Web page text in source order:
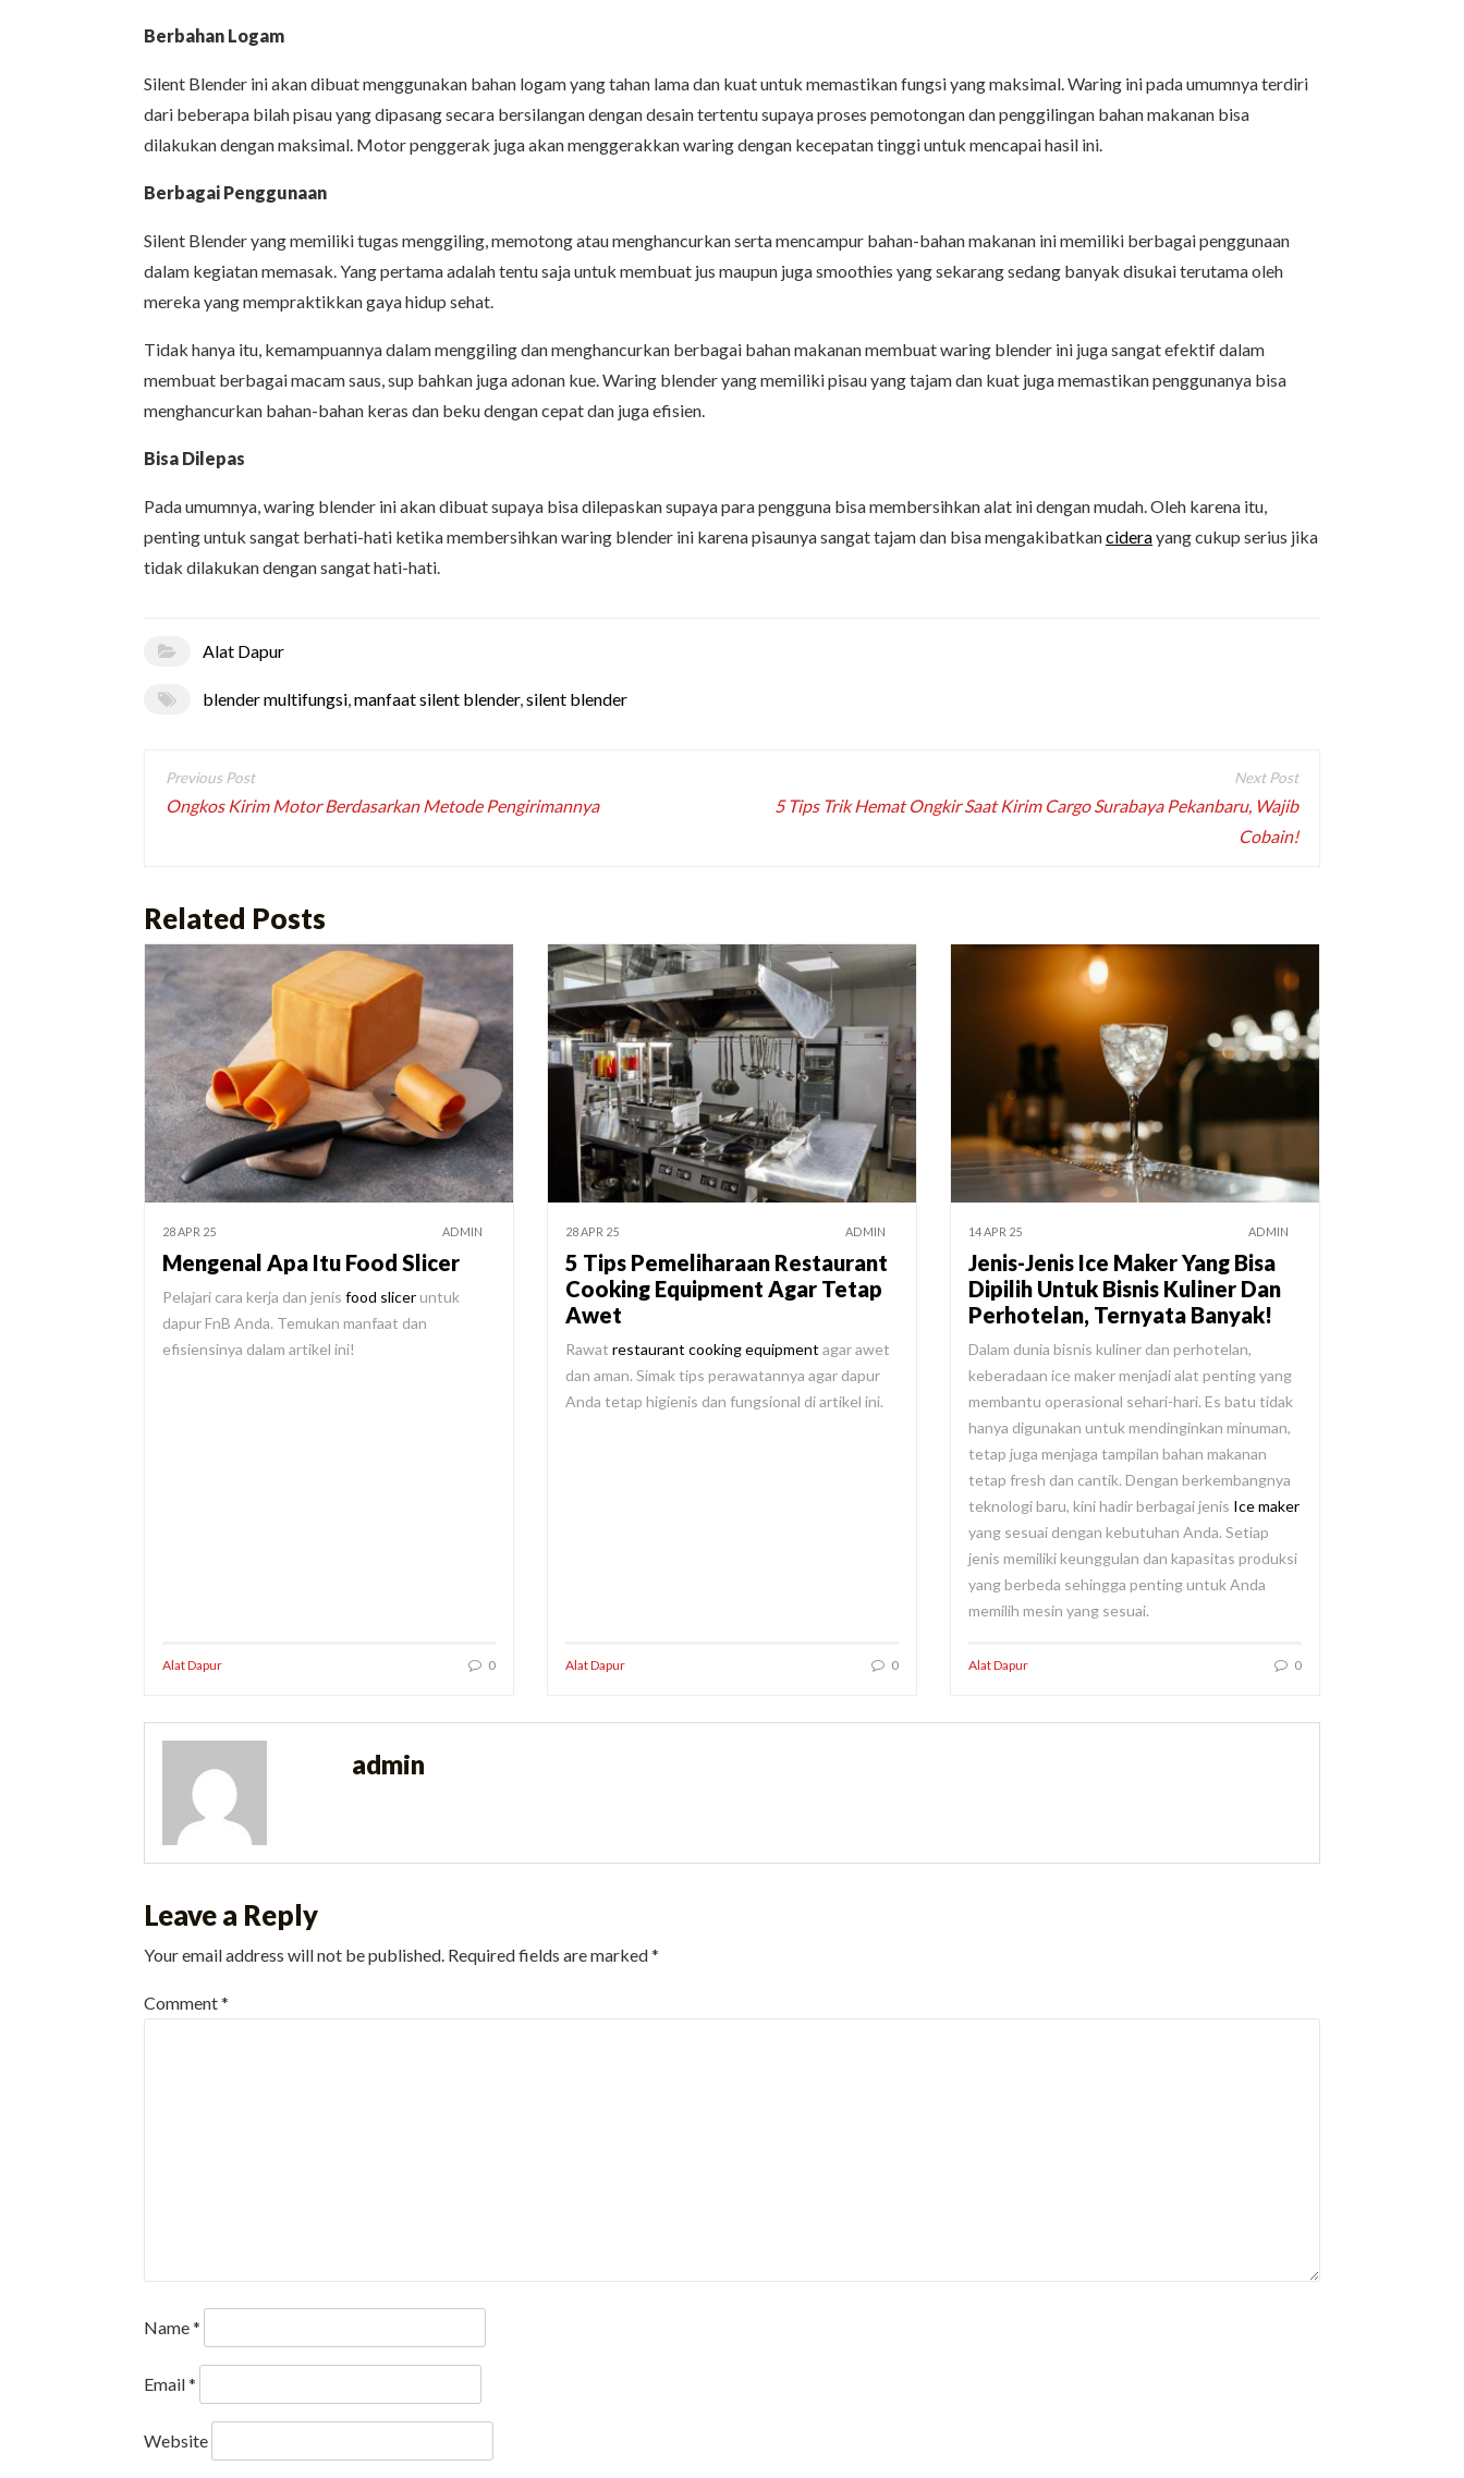
Berbahan Logam
Silent Blender ini akan dibuat menggunakan bahan logam yang tahan lama dan kuat untuk memastikan fungsi yang maksimal. Waring ini pada umumnya terdiri
dari beberapa bilah pisau yang dipasang secara bersilangan dengan desain tertentu supaya proses pemotongan dan penggilingan bahan makanan bisa
dilakukan dengan maksimal. Motor penggerak juga akan menggerakkan waring dengan kecepatan tinggi untuk mencapai hasil ini.
Berbagai Penggunaan
Silent Blender yang memiliki tugas menggiling, memotong atau menghancurkan serta mencampur bahan-bahan makanan ini memiliki berbagai penggunaan
dalam kegiatan memasak. Yang pertama adalah tentu saja untuk membuat jus maupun juga smoothies yang sekarang sedang banyak disukai terutama oleh
mereka yang mempraktikkan gaya hidup sehat.
Tidak hanya itu, kemampuannya dalam menggiling dan menghancurkan berbagai bahan makanan membuat waring blender ini juga sangat efektif dalam
membuat berbagai macam saus, sup bahkan juga adonan kue. Waring blender yang memiliki pisau yang tajam dan kuat juga memastikan penggunanya bisa
menghancurkan bahan-bahan keras dan beku dengan cepat dan juga efisien.
Bisa Dilepas
Pada umumnya, waring blender ini akan dibuat supaya bisa dilepaskan supaya para pengguna bisa membersihkan alat ini dengan mudah. Oleh karena itu,
penting untuk sangat berhati-hati ketika membersihkan waring blender ini karena pisaunya sangat tajam dan bisa mengakibatkanciderayang cukup serius jika
tidak dilakukan dengan sangat hati-hati.
Alat Dapur
blender multifungsi,manfaat silent blender,silent blender
Post
navigation
Ongkos Kirim Motor Berdasarkan Metode Pengirimannya
5 Tips Trik Hemat Ongkir Saat Kirim Cargo Surabaya Pekanbaru, Wajib
Cobain!
Related Posts
28 APR 25 ADMIN
Mengenal Apa Itu Food Slicer
Pelajari cara kerja dan jenis food sliceruntuk
dapur FnB Anda. Temukan manfaat dan
efisiensinya dalam artikel ini!
Alat Dapur 0
28 APR 25 ADMIN
5 Tips Pemeliharaan Restaurant
Cooking Equipment Agar Tetap
Awet
Rawat restaurant cooking equipment agar awet
dan aman. Simak tips perawatannya agar dapur
Anda tetap higienis dan fungsional di artikel ini.
Alat Dapur 0
14 APR 25 ADMIN
Jenis-Jenis Ice Maker Yang Bisa
Dipilih Untuk Bisnis Kuliner Dan
Perhotelan, Ternyata Banyak!
Dalam dunia bisnis kuliner dan perhotelan,
keberadaan ice maker menjadi alat penting yang
membantu operasional sehari-hari. Es batu tidak
hanya digunakan untuk mendinginkan minuman,
tetap juga menjaga tampilan bahan makanan
tetap fresh dan cantik. Dengan berkembangnya
teknologi baru, kini hadir berbagai jenis Ice maker
yang sesuai dengan kebutuhan Anda. Setiap
jenis memiliki keunggulan dan kapasitas produksi
yang berbeda sehingga penting untuk Anda
memilih mesin yang sesuai.
Alat Dapur 0
admin
Leave a Reply
Your email address will not be published. Required fields are marked*
Comment*
Name*
Email*
Website